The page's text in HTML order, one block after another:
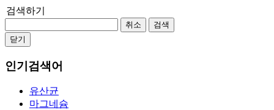
검색하기
취소
검색
닫기
인기검색어
유산균
마그네슘